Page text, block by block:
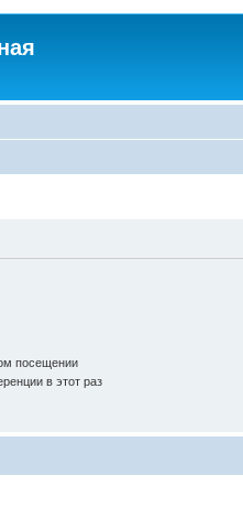
посещении
в этот раз